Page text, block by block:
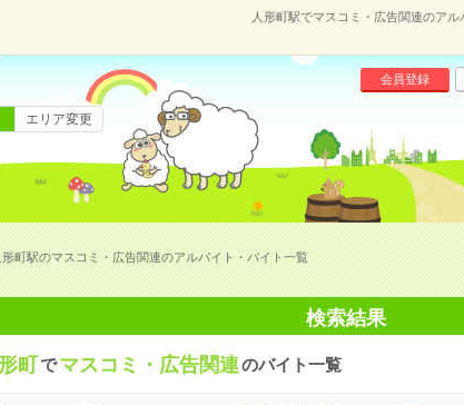
人形町駅でマスコミ・広告関連のア
会員登録
エリア変更
町駅のマスコミ・広告関連のアルバイト・バイト一覧
検索結果
町で マスコミ・広告関連のバイト一覧